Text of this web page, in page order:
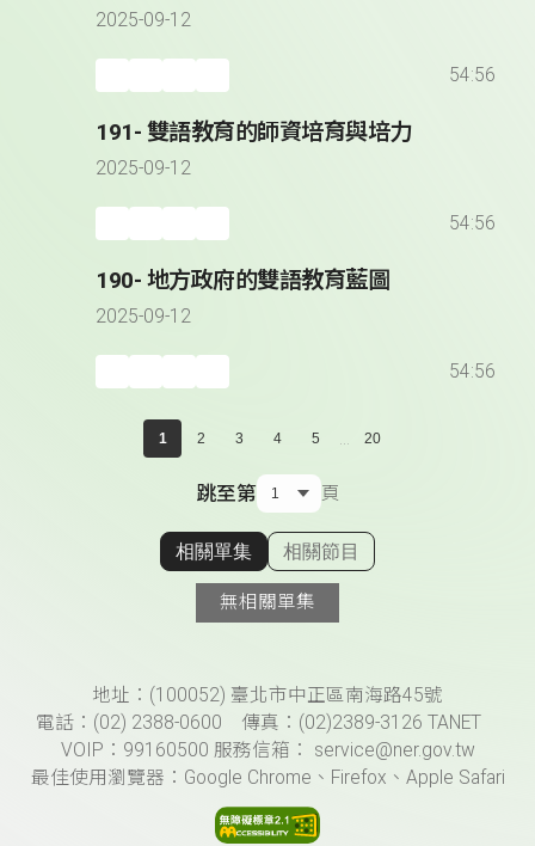
2025-09-12
54:56
191- 雙語教育的師資培育與培力
2025-09-12
54:56
190- 地方政府的雙語教育藍圖
2025-09-12
54:56
1 2 3 4 5 ... 20
跳至第 頁
顯示相關單集
相關單集 相關節目
無相關單集
頁尾資訊地址：(100052) 臺北市中正區南海路45號
電話：(02) 2388-0600 傳真：(02)2389-3126 TANET
VOIP：99160500 服務信箱： service@ner.gov.tw
最佳使用瀏覽器：Google Chrome、Firefox、Apple Safari